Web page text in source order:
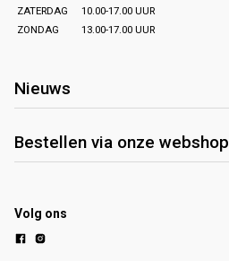
ZATERDAG
10.00-17.00 UUR
ZONDAG
13.00-17.00 UUR
Nieuws
Bestellen via onze webshop
Volg ons